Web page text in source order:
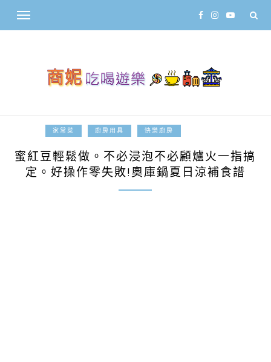
家常菜 廚房用具 快樂廚房
蜜紅豆輕鬆做。不必浸泡不必顧爐火一指搞
定。好操作零失敗!奧庫鍋夏日涼補食譜